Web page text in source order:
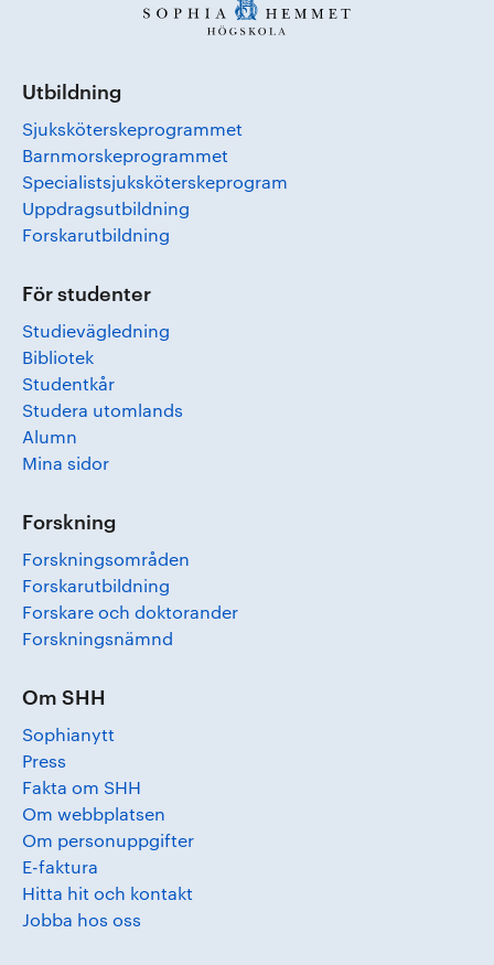
Utbildning
Sjuksköterskeprogrammet
Barnmorskeprogrammet
Specialistsjuksköterskeprogram
Uppdragsutbildning
Forskarutbildning
För studenter
Studievägledning
Bibliotek
Studentkår
Studera utomlands
Alumn
Mina sidor
Forskning
Forskningsområden
Forskarutbildning
Forskare och doktorander
Forskningsnämnd
Om SHH
Sophianytt
Press
Fakta om SHH
Om webbplatsen
Om personuppgifter
E-faktura
Hitta hit och kontakt
Jobba hos oss